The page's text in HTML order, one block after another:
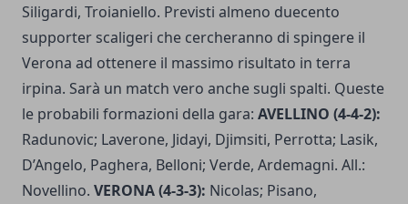
Siligardi, Troianiello. Previsti almeno duecento
supporter scaligeri che cercheranno di spingere il
Verona ad ottenere il massimo risultato in terra
irpina. Sarà un match vero anche sugli spalti. Queste
le probabili formazioni della gara: AVELLINO (4-4-2):
Radunovic; Laverone, Jidayi, Djimsiti, Perrotta; Lasik,
D’Angelo, Paghera, Belloni; Verde, Ardemagni. All.:
Novellino. VERONA (4-3-3): Nicolas; Pisano,